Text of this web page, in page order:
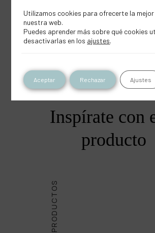
Inspírate con
producto
PRODUCTOS
Utilizamos cookies para ofrecerte la mejor
nuestra web.
Puedes aprender más sobre qué cookies
desactivarlas en los ajustes.
Aceptar Rechazar Ajustes